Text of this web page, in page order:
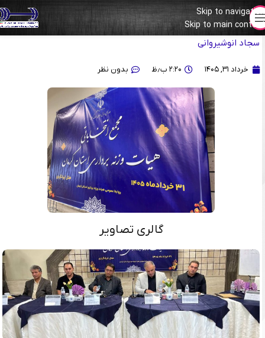
Skip to navigation
Skip to main content
گزارش تصویری مجمع هیات وزنه‌برداری استان کرمان به ریاست دکتر
سجاد انوشیروانی
خرداد ۳۱, ۱۴۰۵ ۲:۲۰ ب٫ظ بدون نظر
گالری تصاویر